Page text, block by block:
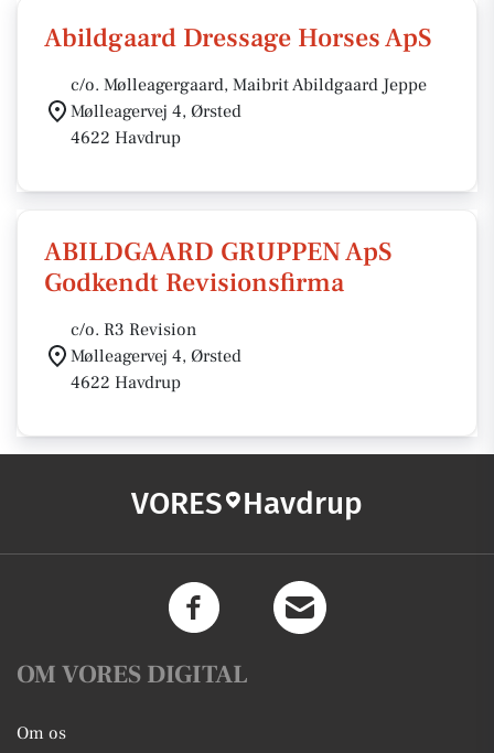
Abildgaard Dressage Horses ApS
c/o. Mølleagergaard, Maibrit Abildgaard Jeppe
Mølleagervej 4, Ørsted
4622 Havdrup
ABILDGAARD GRUPPEN ApS
Godkendt Revisionsfirma
c/o. R3 Revision
Mølleagervej 4, Ørsted
4622 Havdrup
VORES Havdrup
OM VORES DIGITAL
Om os